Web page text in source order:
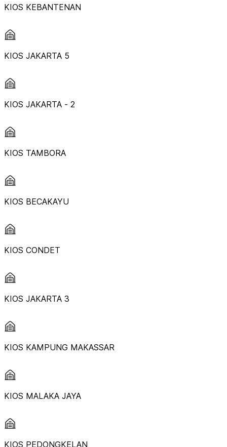
KIOS KEBANTENAN
KIOS JAKARTA 5
KIOS JAKARTA - 2
KIOS TAMBORA
KIOS BECAKAYU
KIOS CONDET
KIOS JAKARTA 3
KIOS KAMPUNG MAKASSAR
KIOS MALAKA JAYA
KIOS PEDONGKELAN